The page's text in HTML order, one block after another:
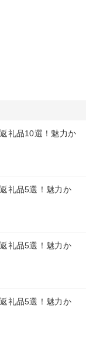
礼品10選！魅力か
礼品5選！魅力か
礼品5選！魅力か
礼品5選！魅力か